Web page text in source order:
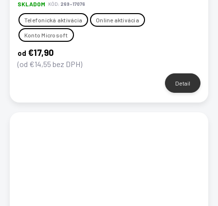
SKLADOM KÓD: 269-17076
Telefonická aktivácia Online aktivácia
Konto Microsoft
od €17,90
(od €14,55 bez DPH)
Detail